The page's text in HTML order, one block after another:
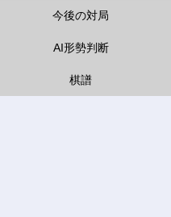
今後の対局
AI形勢判断
棋譜